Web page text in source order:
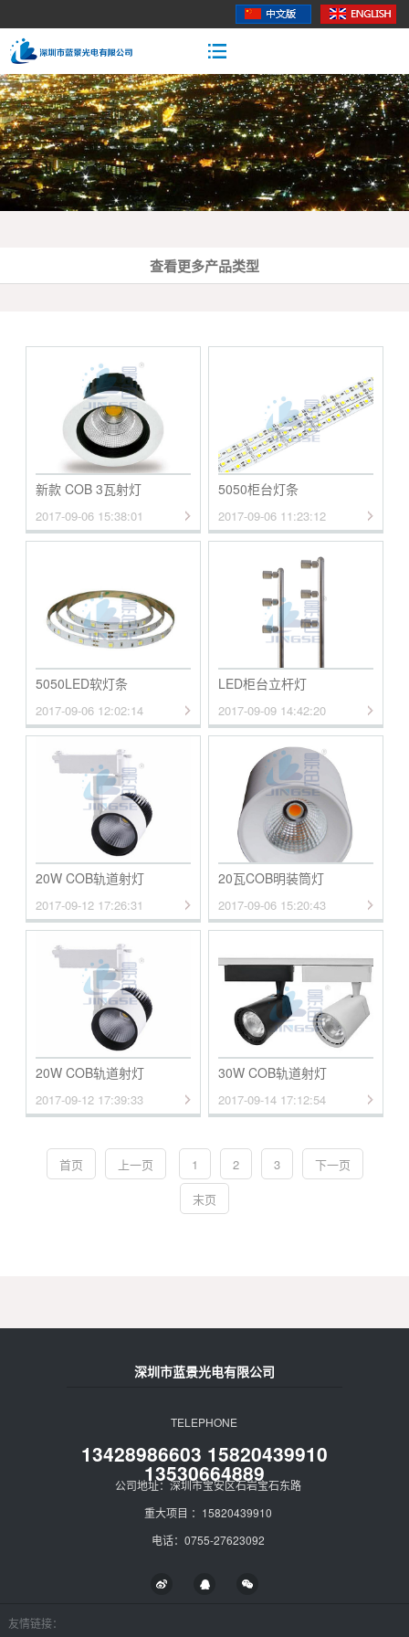
查看更多产品类型
新款 COB 3瓦射灯
2017-09-06 15:38:01
5050柜台灯条
2017-09-06 11:23:12
5050LED软灯条
2017-09-06 12:02:14
LED柜台立杆灯
2017-09-09 14:42:20
20W COB轨道射灯
2017-09-12 17:26:31
20瓦COB明装筒灯
2017-09-06 15:20:43
20W COB轨道射灯
2017-09-12 17:39:33
30W COB轨道射灯
2017-09-14 17:12:54
首页 上一页 1 2 3
下一页
末页
深圳市蓝景光电有限公司
TELEPHONE
13428986603 15820439910
13530664889
公司地址：深圳市宝安区石岩宝石东路
重大项目 ：15820439910
电话：0755-27623092
友情链接：